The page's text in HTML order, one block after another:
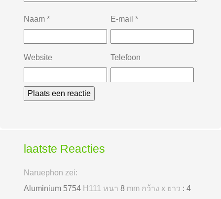
Naam * E-mail *
Website Telefoon
laatste Reacties
Naruephon zei:
Aluminium 5754 H111 หนา 8 mm กว้าง x ยาว : 4